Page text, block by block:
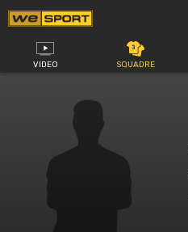
Vai
al
contenuto
VIDEO SQUADRE